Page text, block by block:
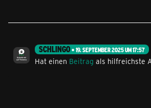
SCHLINGO 19. SEPTEMBER 2025 UM 17:57
Hat einen Beitrag als hilfreichste